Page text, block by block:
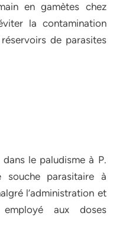
en gamètes chez
la contamination
de parasites
dans le paludisme à P.
souche parasitaire à
l’administration et
employé aux doses